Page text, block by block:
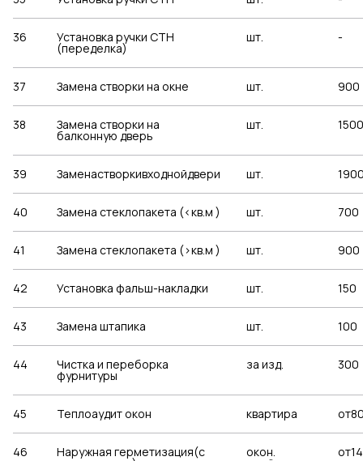
36 Установка ручки СТН
(переделка)
шт. -
37 Замена створки на окне шт. 900
38 Замена створки на
балконную дверь
шт. 1500
39 Заменастворкивходнойдвери шт.
40 Замена стеклопакета (<кв.м ) шт. 700
41 Замена стеклопакета (>кв.м ) шт. 900
42 Установка фальш-накладки шт. 150
43 Замена штапика шт. 100
44 Чистка и переборка
фурнитуры
за изд. 300
45 Теплоаудит окон квартира
46 Наружная герметизация(с окон.